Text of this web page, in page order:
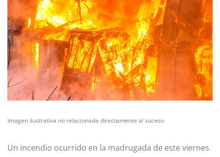
Imagen ilustrativa no relacionada directamente al suceso
Un incendio ocurrido en la madrugada de este viernes